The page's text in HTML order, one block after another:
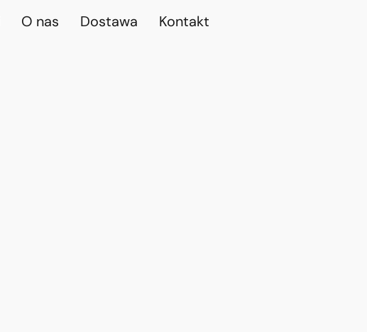
O nas Dostawa Kontakt